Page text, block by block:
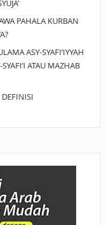
PAHALA KURBAN
ASY-SYAFI’IYYAH
ATAU MAZHAB